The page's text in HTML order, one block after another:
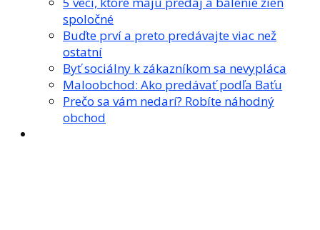
spoločné
Buďte prví a preto predávajte viac než
ostatní
Byť sociálny k zákazníkom sa nevypláca
Maloobchod: Ako predávať podľa Baťu
Prečo sa vám nedarí? Robíte náhodný
obchod